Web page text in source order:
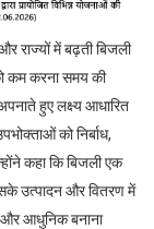
राज्यों में बढ़ती बिजली
कम करना समय की
हुए लक्ष्य आधारित
को निर्बाध,
कहा कि बिजली एक
उत्पादन और वितरण में
और आधुनिक बनाना